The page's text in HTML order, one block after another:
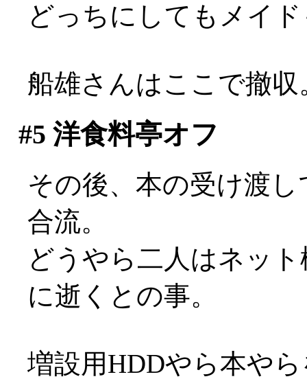
どっちにしてもメイ
船雄さんはここで撤
#5 洋食料亭オフ
その後、本の受け渡
合流。
どうやら二人はネッ
に逝くとの事。
増設用HDDやら本や